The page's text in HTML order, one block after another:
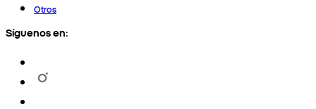
Otros
Síguenos en: